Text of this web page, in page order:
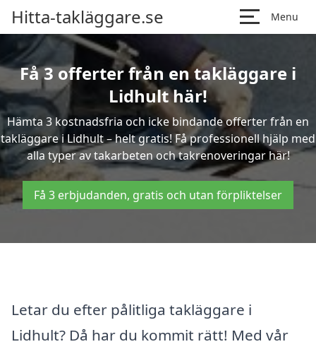
Hitta-takläggare.se Menu
Få 3 offerter från en takläggare i
Lidhult här!
Hämta 3 kostnadsfria och icke bindande offerter från en
takläggare i Lidhult – helt gratis! Få professionell hjälp med
alla typer av takarbeten och takrenoveringar här!
Få 3 erbjudanden, gratis och utan förpliktelser
Letar du efter pålitliga takläggare i
Lidhult? Då har du kommit rätt! Med vår